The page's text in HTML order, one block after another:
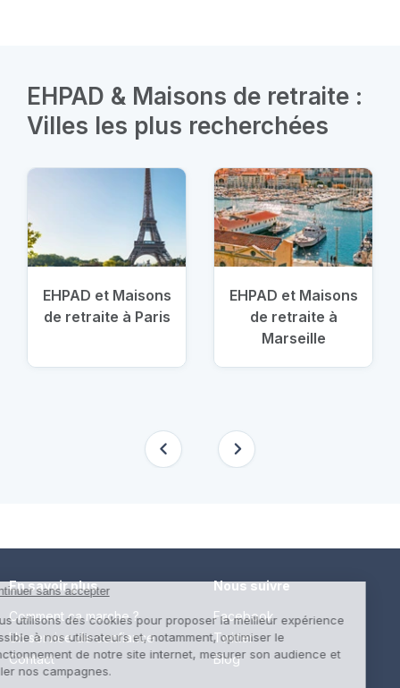
EHPAD & Maisons de retraite :
Villes les plus recherchées
EHPAD et Maisons
de retraite à Paris
EHPAD et Maisons
de retraite à
Marseille
En savoir plus
Comment ça marche ?
Un service de confiance
Contact
Nous suivre
Facebook
Twitter
Blog